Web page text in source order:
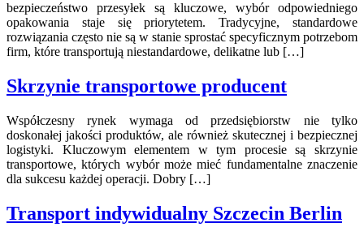
bezpieczeństwo przesyłek są kluczowe, wybór odpowiedniego
opakowania staje się priorytetem. Tradycyjne, standardowe
rozwiązania często nie są w stanie sprostać specyficznym potrzebom
firm, które transportują niestandardowe, delikatne lub […]
Skrzynie transportowe producent
Współczesny rynek wymaga od przedsiębiorstw nie tylko
doskonałej jakości produktów, ale również skutecznej i bezpiecznej
logistyki. Kluczowym elementem w tym procesie są skrzynie
transportowe, których wybór może mieć fundamentalne znaczenie
dla sukcesu każdej operacji. Dobry […]
Transport indywidualny Szczecin Berlin